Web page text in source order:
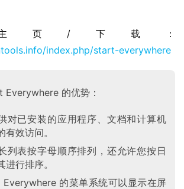
页/下载：
index.php/start-everywhere
Everywhere 的优势：
对已安装的应用程序、文档和计算机
有效访问。
列表按字母顺序排列，还允许您按日
进行排序。
的菜单系统可以显示在屏